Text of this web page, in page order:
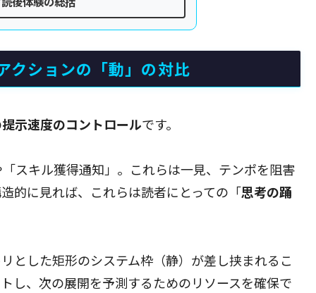
クションの「動」の対比
示速度のコントロールです。
スキル獲得通知」。これらは一見、テンポを阻害
的に見れば、これらは読者にとっての「思考の踊
とした矩形のシステム枠（静）が差し挟まれるこ
し、次の展開を予測するためのリソースを確保で